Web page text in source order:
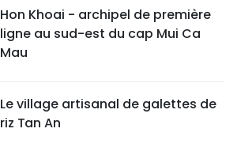
Hon Khoai - archipel de première
ligne au sud-est du cap Mui Ca
Mau
Le village artisanal de galettes de
riz Tan An